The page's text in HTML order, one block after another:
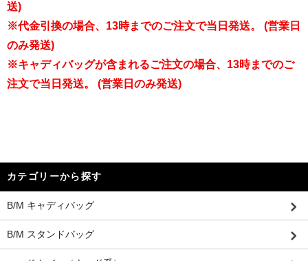
送)
※代金引換の場合、13時までのご注文で当日発送。 (営業日
のみ発送)
※キャディバッグが含まれるご注文の場合、13時までのご
注文で当日発送。 (営業日のみ発送)
カテゴリーから探す
B/M キャディバッグ
B/M スタンドバッグ